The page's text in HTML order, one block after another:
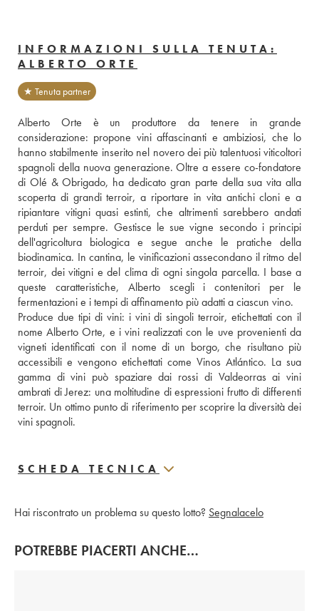
INFORMAZIONI SULLA TENUTA:
ALBERTO ORTE
★ Tenuta partner
Alberto Orte è un produttore da tenere in grande
considerazione: propone vini affascinanti e ambiziosi, che lo
hanno stabilmente inserito nel novero dei più talentuosi viticoltori
spagnoli della nuova generazione. Oltre a essere co-fondatore
di Olé & Obrigado, ha dedicato gran parte della sua vita alla
scoperta di grandi terroir, a riportare in vita antichi cloni e a
ripiantare vitigni quasi estinti, che altrimenti sarebbero andati
perduti per sempre. Gestisce le sue vigne secondo i principi
dell'agricoltura biologica e segue anche le pratiche della
biodinamica. In cantina, le vinificazioni assecondano il ritmo del
terroir, dei vitigni e del clima di ogni singola parcella. I base a
queste caratteristiche, Alberto scegli i contenitori per le
fermentazioni e i tempi di affinamento più adatti a ciascun vino.
Produce due tipi di vini: i vini di singoli terroir, etichettati con il
nome Alberto Orte, e i vini realizzati con le uve provenienti da
vigneti identificati con il nome di un borgo, che risultano più
accessibili e vengono etichettati come Vinos Atlántico. La sua
gamma di vini può spaziare dai rossi di Valdeorras ai vini
ambrati di Jerez: una moltitudine di espressioni frutto di differenti
terroir. Un ottimo punto di riferimento per scoprire la diversità dei
vini spagnoli.
SCHEDA TECNICA
Hai riscontrato un problema su questo lotto? Segnalacelo
POTREBBE PIACERTI ANCHE…